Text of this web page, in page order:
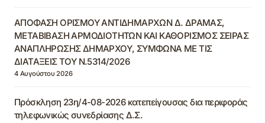
ΑΠΟΦΑΣΗ ΟΡΙΣΜΟΥ ΑΝΤΙΔΗΜΑΡΧΩΝ Δ. ΔΡΑΜΑΣ,
ΜΕΤΑΒΙΒΑΣΗ ΑΡΜΟΔΙΟΤΗΤΩΝ ΚΑΙ ΚΑΘΟΡΙΣΜΟΣ ΣΕΙΡΑΣ
ΑΝΑΠΛΗΡΩΣΗΣ ΔΗΜΑΡΧΟΥ, ΣΥΜΦΩΝΑ ΜΕ ΤΙΣ
ΔΙΑΤΑΞΕΙΣ ΤΟΥ Ν.5314/2026
4 Αυγούστου 2026
Πρόσκληση 23η/4-08-2026 κατεπείγουσας δια περιφοράς
τηλεφωνικώς συνεδρίασης Δ.Σ.